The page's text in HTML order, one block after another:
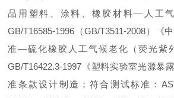
品用塑料、涂料、橡胶材料—人工气
GB/T16585-1996（GB/T3511-2008）《
准—硫化橡胶人工气候老化（荧光紫
GB/T16422.3-1997《塑料实验室光源暴
准条款设计制造；符合测试标准：